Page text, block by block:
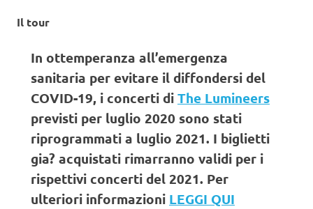
Il tour
In ottemperanza all’emergenza
sanitaria per evitare il diffondersi del
COVID-19, i concerti di The Lumineers
previsti per luglio 2020 sono stati
riprogrammati a luglio 2021. I biglietti
gia? acquistati rimarranno validi per i
rispettivi concerti del 2021. Per
ulteriori informazioni LEGGI QUI